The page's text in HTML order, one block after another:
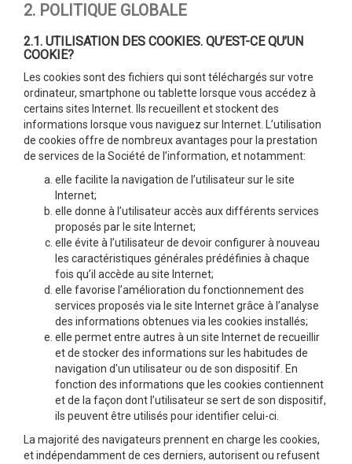
2. POLITIQUE GLOBALE
2.1. UTILISATION DES COOKIES. QU’EST-CE QU’UN
COOKIE?
Les cookies sont des fichiers qui sont téléchargés sur votre
ordinateur, smartphone ou tablette lorsque vous accédez à
certains sites Internet. Ils recueillent et stockent des
informations lorsque vous naviguez sur Internet. L’utilisation
de cookies offre de nombreux avantages pour la prestation
de services de la Société de l’information, et notamment:
elle facilite la navigation de l’utilisateur sur le site
Internet;
elle donne à l’utilisateur accès aux différents services
proposés par le site Internet;
elle évite à l’utilisateur de devoir configurer à nouveau
les caractéristiques générales prédéfinies à chaque
fois qu’il accède au site Internet;
elle favorise l’amélioration du fonctionnement des
services proposés via le site Internet grâce à l’analyse
des informations obtenues via les cookies installés;
elle permet entre autres à un site Internet de recueillir
et de stocker des informations sur les habitudes de
navigation d'un utilisateur ou de son dispositif. En
fonction des informations que les cookies contiennent
et de la façon dont l’utilisateur se sert de son dispositif,
ils peuvent être utilisés pour identifier celui-ci.
La majorité des navigateurs prennent en charge les cookies,
et indépendamment de ces derniers, autorisent ou refusent